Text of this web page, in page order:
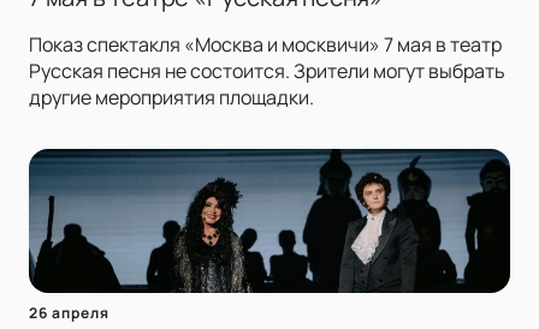
Показ спектакля «Москва и москвичи» 7 мая в театр
Русская песня не состоится. Зрители могут выбрать
другие мероприятия площадки.
26 апреля